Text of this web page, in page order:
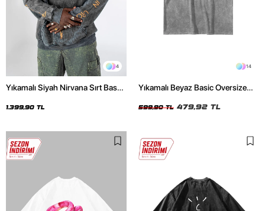
4
Yıkamalı Siyah Nirvana Sırt Baskılı
1.399,90 TL
14
Yıkamalı Beyaz Basic Oversize
599,90 TL 479,92 TL